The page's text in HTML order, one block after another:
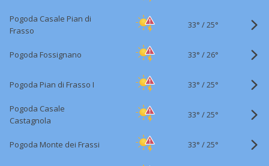
Pogoda Casale Pian di
Frasso
33° /25°
Pogoda Fossignano 33° /26°
Pogoda Pian di Frasso I 33° /25°
Pogoda Casale
Castagnola
33° /25°
Pogoda Monte dei Frassi 33° /25°